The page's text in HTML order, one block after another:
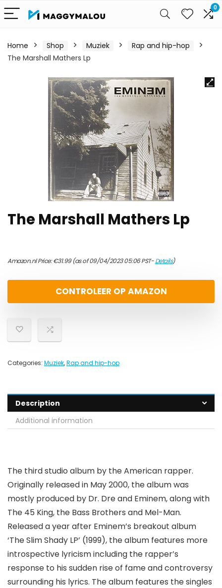
0
Home Shop Muziek
Rap and hip-hop
The Marshall Mathers Lp
The Marshall Mathers Lp
Amazon.nl Price:€31.99(as of 09/04/2023 05:06 PST-Details)
CONTROLEER OP AMAZON
Categories: Muziek,Rap and hip-hop
Description
Additional information
The third studio album by the American rapper.
Originally released in May 2000, the album was
mostly produced by Dr. Dre and Eminem, along with
The 45 King, the Bass Brothers and Mel-Man.
Released a year after Eminem’s breakout album
‘The Slim Shady LP’ (1999), the album features more
introspective lyricism including the rapper’s
response to his sudden rise of fame and controversy
surrounding his lyrics. The album features the singles